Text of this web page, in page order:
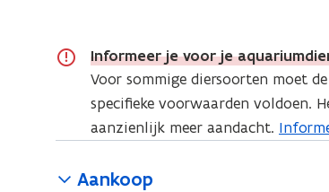
Informeer je voor je
Voor sommige diersoorten moet
specifieke voorwaarden voldoen.
aanzienlijk meer aandacht.
Aankoop